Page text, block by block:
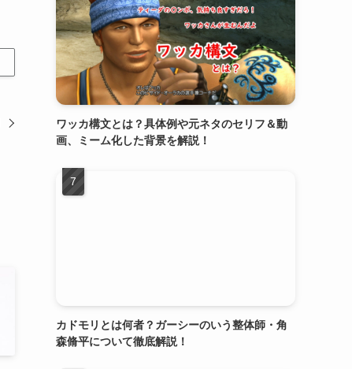
ワッカ構文とは？具体例や元ネタのセリフ＆動
画、ミーム化した背景を解説！
カドモリとは何者？ガーシーのいう整体師・角
森脩平について徹底解説！